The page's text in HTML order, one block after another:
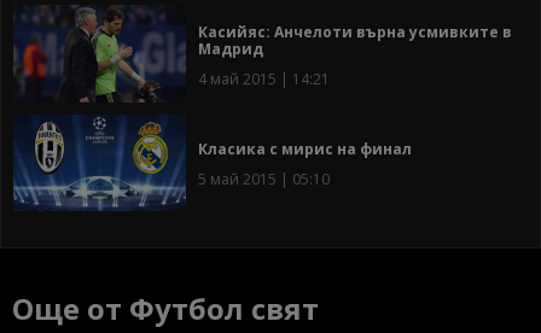
Касийяс: Анчелоти върна усмивките в
Мадрид
4 май 2015 | 14:21
Класика с мирис на финал
5 май 2015 | 05:10
Още от Футбол свят